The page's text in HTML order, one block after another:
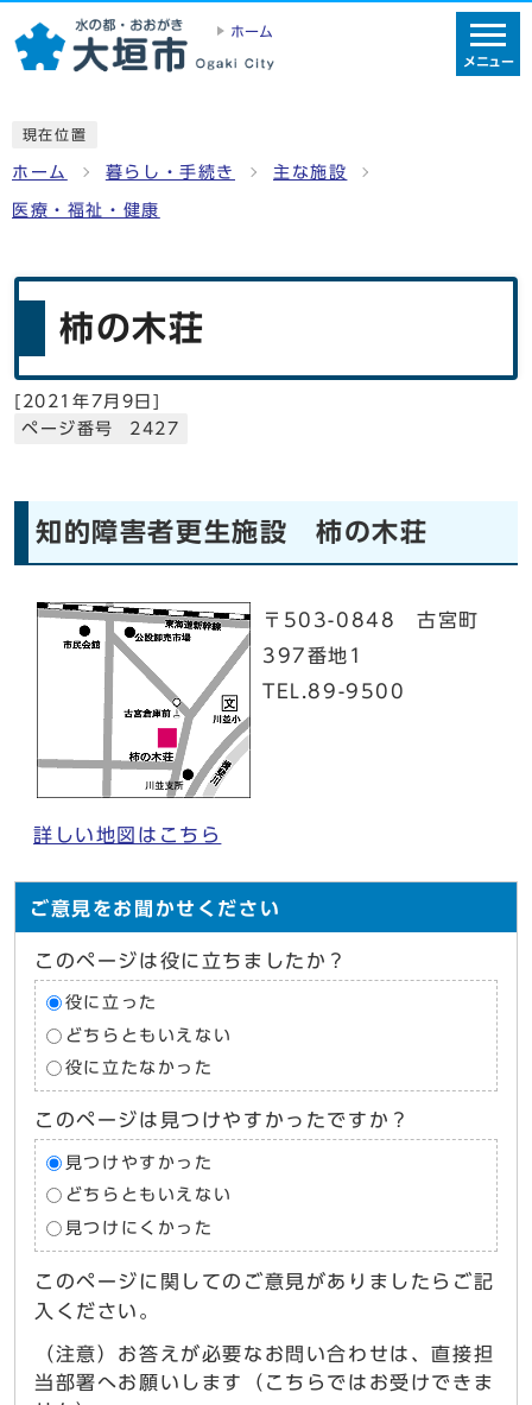
ホーム
メニュー
現在位置
ホーム 暮らし・手続き 主な施設
医療・福祉・健康
柿の木荘
[ 2021年7月9日]
ページ番号 2427
知的障害者更生施設 柿の木荘
〒503-0848 古宮町
397番地1
TEL.89-9500
詳しい地図はこちら
ご意見をお聞かせください
このページは役に立ちましたか？
役に立った
どちらともいえない
役に立たなかった
このページは見つけやすかったですか？
見つけやすかった
どちらともいえない
見つけにくかった
このページに関してのご意見がありましたらご記
入ください。
（注意）お答えが必要なお問い合わせは、直接担
当部署へお願いします（こちらではお受けできま